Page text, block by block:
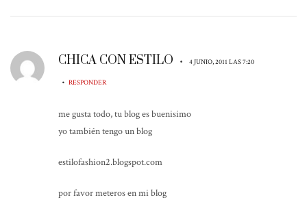
CHICA CON ESTILO • 4 JUNIO, 2011 LAS 7:20
• RESPONDER
me gusta todo, tu blog es buenisimo
yo también tengo un blog
estilofashion2.blogspot.com
por favor meteros en mi blog